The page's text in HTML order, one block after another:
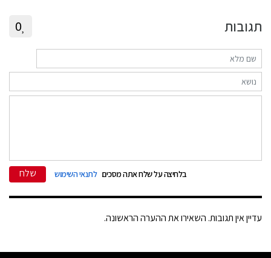
תגובות 0
בלחיצה על שלח אתה מסכים לתנאי השימוש שלח
עדיין אין תגובות. השאירו את ההערה הראשונה.